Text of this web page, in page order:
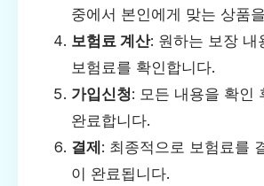
중에서 본인에게 맞는 상품
보험료 계산: 원하는 보장 내
보험료를 확인합니다.
가입신청: 모든 내용을 확인
완료합니다.
결제 : 최종적으로 보험료를
이 완료됩니다.